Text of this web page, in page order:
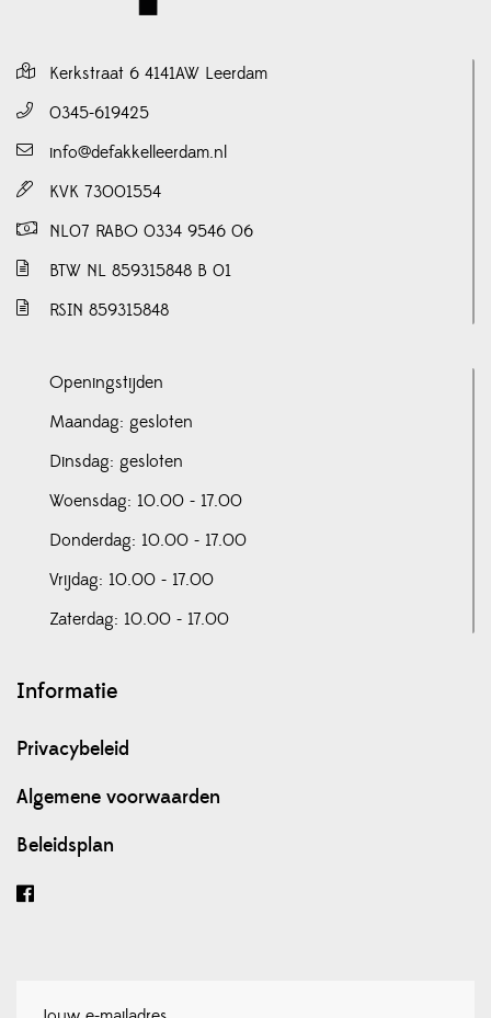
Kerkstraat 6 4141AW Leerdam
0345-619425
info@defakkelleerdam.nl
KVK 73001554
NL07 RABO 0334 9546 06
BTW NL 859315848 B 01
RSIN 859315848
Openingstijden
Maandag: gesloten
Dinsdag: gesloten
Woensdag: 10.00 - 17.00
Donderdag: 10.00 - 17.00
Vrijdag: 10.00 - 17.00
Zaterdag: 10.00 - 17.00
Informatie
Privacybeleid
Algemene voorwaarden
Beleidsplan